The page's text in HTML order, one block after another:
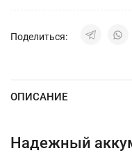
Поделиться:
ОПИСАНИЕ
Надежный